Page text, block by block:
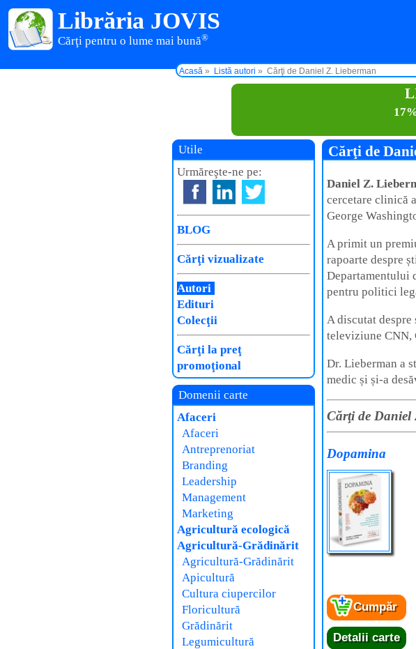
Librăria JOVIS
Cărţi pentru o lume mai bună®
Acasă Listă autori Cărţi de Daniel Z. Lieberman
Cărţi de
Daniel Z.
cercetare clinică
George
A primit un
rapoarte despre
Departamentului
pentru politici
A discutat
televiziune CNN,
Dr. Lieberman a
medic și și-a
Cărţi de Daniel
Dopamina
Cumpăr
Detalii carte
Utile
Urmăreşte-ne pe:
BLOG
Cărţi vizualizate
Autori
Edituri
Colecţii
Cărţi la preţ
promoţional
Domenii carte
Afaceri
Afaceri
Antreprenoriat
Branding
Leadership
Management
Marketing
Agricultură ecologică
Agricultură-Grădinărit
Agricultură-Grădinărit
Apicultură
Cultura ciupercilor
Floricultură
Grădinărit
Legumicultură